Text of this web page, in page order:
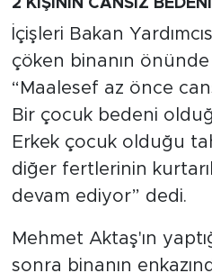
2 KİŞİNİN CANSIZ
İçişleri Bakan
çöken binanın önünde
“Maalesef az önce
Bir çocuk bedeni
Erkek çocuk olduğu
diğer fertlerinin
devam ediyor” dedi.
Mehmet Aktaş'ın
sonra binanın